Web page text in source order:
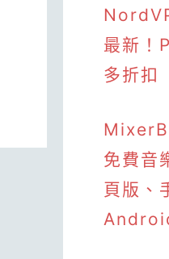
最新！
多折扣
免費音
頁版、